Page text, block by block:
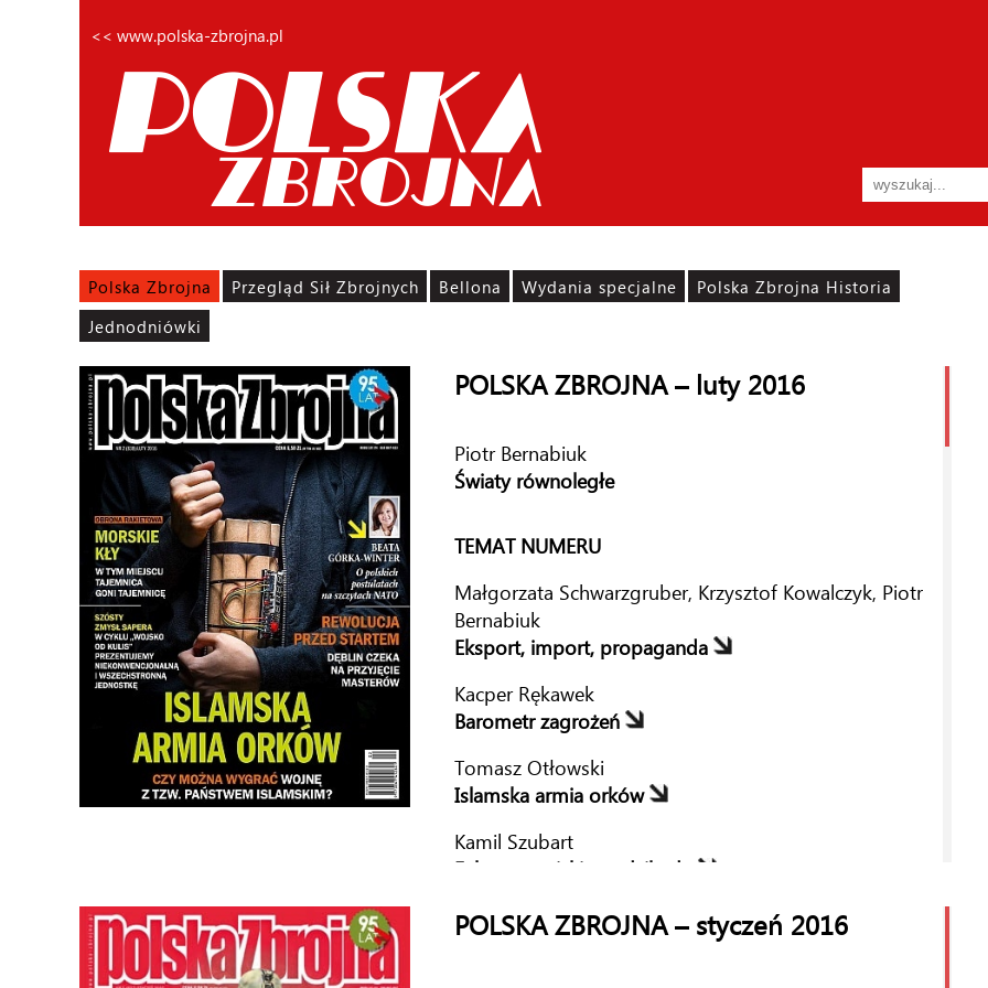
<< www.polska-zbrojna.pl
Polska Zbrojna Przegląd Sił Zbrojnych Bellona Wydania specjalne
Polska Zbrojna Historia
Jednodniówki
POLSKA ZBROJNA – luty 2016
Piotr Bernabiuk
Światy równoległe
TEMAT NUMERU
Małgorzata Schwarzgruber, Krzysztof Kowalczyk, Piotr
Bernabiuk
Eksport, import, propaganda
Kacper Rękawek
Barometr zagrożeń
Tomasz Otłowski
Islamska armia orków
Kamil Szubart
Fala europejskiego dżihadu
ARMIA
POLSKA ZBROJNA – styczeń 2016